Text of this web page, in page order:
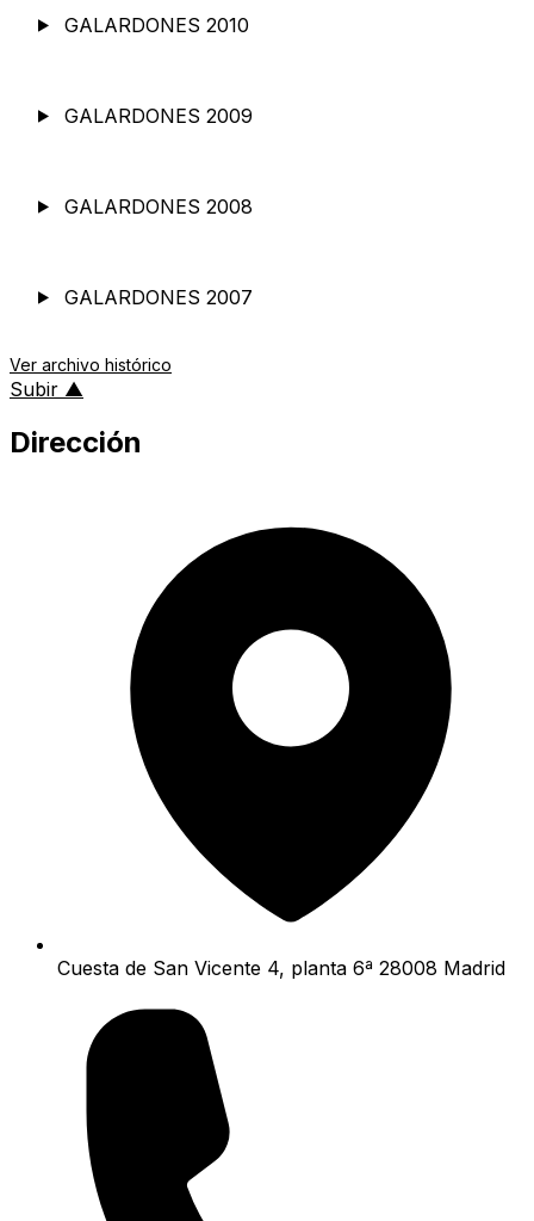
GALARDONES 2010
GALARDONES 2009
GALARDONES 2008
GALARDONES 2007
Ver archivo histórico
Subir ▲
Dirección
Cuesta de San Vicente 4, planta 6ª 28008 Madrid